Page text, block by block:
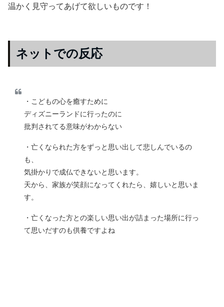
温かく見守ってあげて欲しいものです！
ネットでの反応
・こどもの心を癒すために
ディズニーランドに行ったのに
批判されてる意味がわからない
・亡くなられた方をずっと思い出して悲しんでいるの
も、
気掛かりで成仏できないと思います。
天から、家族が笑顔になってくれたら、嬉しいと思いま
す。
・亡くなった方との楽しい思い出が詰まった場所に行っ
て思いだすのも供養ですよね